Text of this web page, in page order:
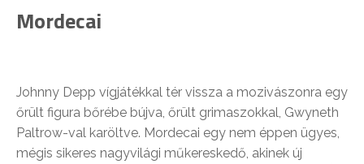
Mordecai
Johnny Depp vígjátékkal tér vissza a mozivászonra egy
őrült figura bőrébe bújva, őrült grimaszokkal, Gwyneth
Paltrow-val karöltve. Mordecai egy nem éppen ügyes,
mégis sikeres nagyvilági műkereskedő, akinek új